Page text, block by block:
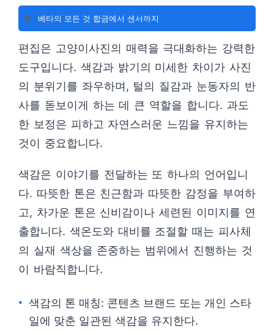
▶️ 베타의 모든 것 합금에서 센서까지
편집은 고양이사진의 매력을 극대화하는 강력한
도구입니다. 색감과 밝기의 미세한 차이가 사진
의 분위기를 좌우하며, 털의 질감과 눈동자의 반
사를 돋보이게 하는 데 큰 역할을 합니다. 과도
한 보정은 피하고 자연스러운 느낌을 유지하는
것이 중요합니다.
색감은 이야기를 전달하는 또 하나의 언어입니
다. 따뜻한 톤은 친근함과 따뜻한 감정을 부여하
고, 차가운 톤은 신비감이나 세련된 이미지를 연
출합니다. 색온도와 대비를 조절할 때는 피사체
의 실재 색상을 존중하는 범위에서 진행하는 것
이 바람직합니다.
색감의 톤 매칭: 콘텐츠 브랜드 또는 개인 스타
일에 맞춘 일관된 색감을 유지한다.